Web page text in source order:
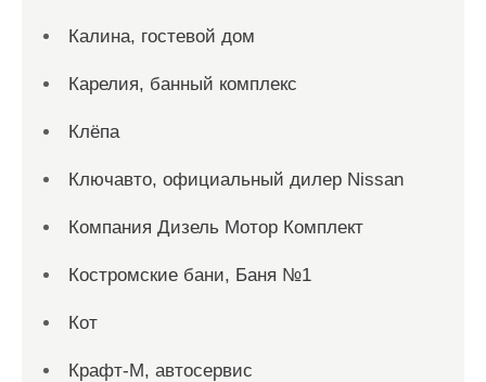
Калина, гостевой дом
Карелия, банный комплекс
Клёпа
Ключавто, официальный дилер Nissan
Компания Дизель Мотор Комплект
Костромские бани, Баня №1
Кот
Крафт-М, автосервис